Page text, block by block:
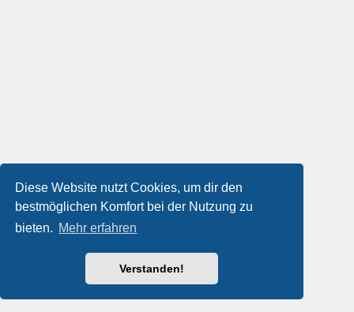
Diese Website nutzt Cookies, um dir den
bestmöglichen Komfort bei der Nutzung zu
bieten. Mehr erfahren
Verstanden!